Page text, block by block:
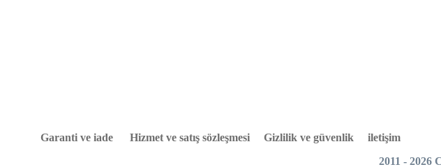
Garanti ve iade Hizmet ve satış sözleşmesi Gizlilik ve güvenlik
iletişim
2011 - 2026